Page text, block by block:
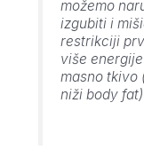
možemo
izgubiti i
restrikciji
više
masno tkivo
niži body fat)